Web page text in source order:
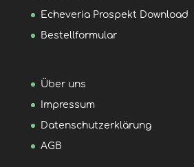
Echeveria Prospekt Download
Bestellformular
Über uns
Impressum
Datenschutzerklärung
AGB